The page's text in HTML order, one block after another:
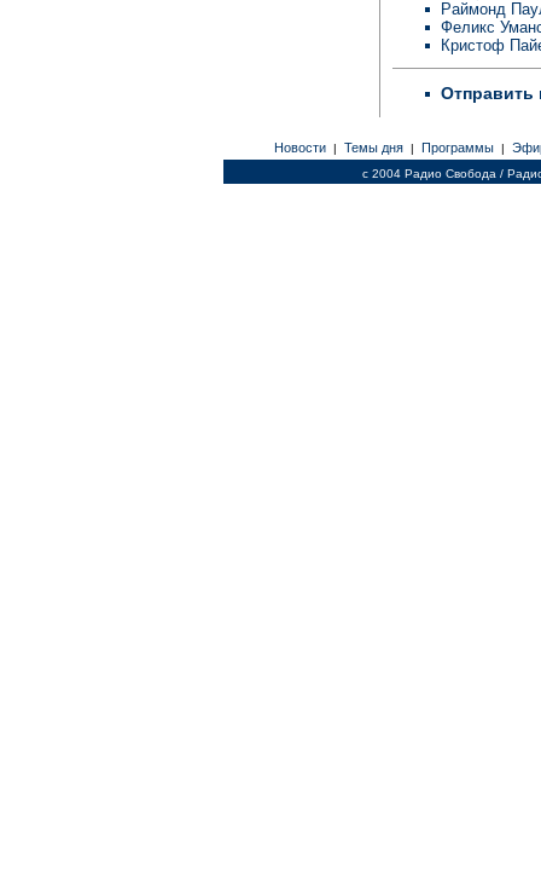
Раймонд
Феликс
Кристоф
Отправить
Новости | Темы дня | Программы |
c 2004 Радио Свобода /